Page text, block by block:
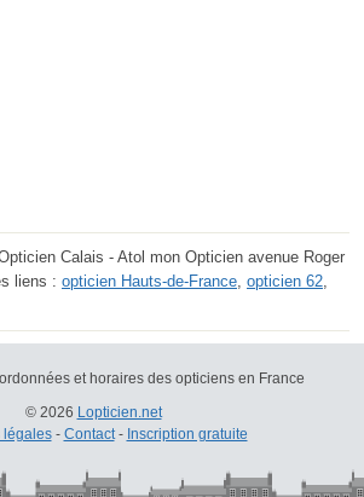
Calais - Atol mon Opticien avenue Roger
liens : opticien Hauts-de-France opticien 62
et horaires des opticiens en France
© 2026 Lopticien.net
légales- Contact- Inscription gratuite